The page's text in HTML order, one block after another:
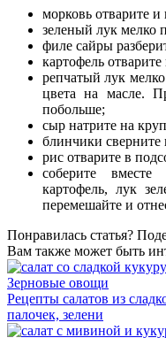
морковь отварите
зеленый лук мелко
филе сайры
картофель
репчатый лук
цвета на масле.
побольше;
сыр натрите на
блинчики
рис отварите в
соберите
картофель, лук
перемешайте и
Понравилась статья?
Вам также может быть
Зерновые овощи
Рецепты салатов из
палочек, зелени